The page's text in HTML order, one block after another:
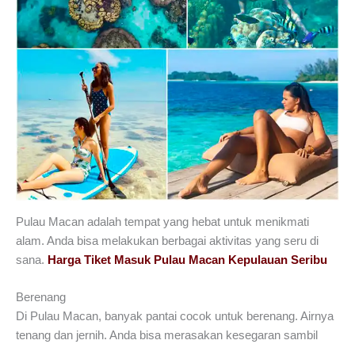
Pulau Macan adalah tempat yang hebat untuk menikmati
alam. Anda bisa melakukan berbagai aktivitas yang seru di
sana. Harga Tiket Masuk Pulau Macan Kepulauan Seribu
Berenang
Di Pulau Macan, banyak pantai cocok untuk berenang. Airnya
tenang dan jernih. Anda bisa merasakan kesegaran sambil